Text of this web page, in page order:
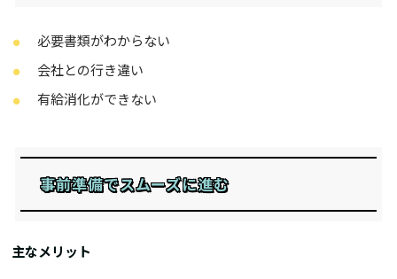
必要書類がわからない
会社との行き違い
有給消化ができない
事前準備でスムーズに進む
主なメリット